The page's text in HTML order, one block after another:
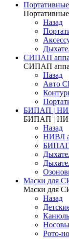
Назад
СИПАП
СИПАП
Назад
Aвто
БИПАП |
БИПАП |
Назад
НИВЛ
БИПАП
Маски для
Маски для
Назад
Рото-